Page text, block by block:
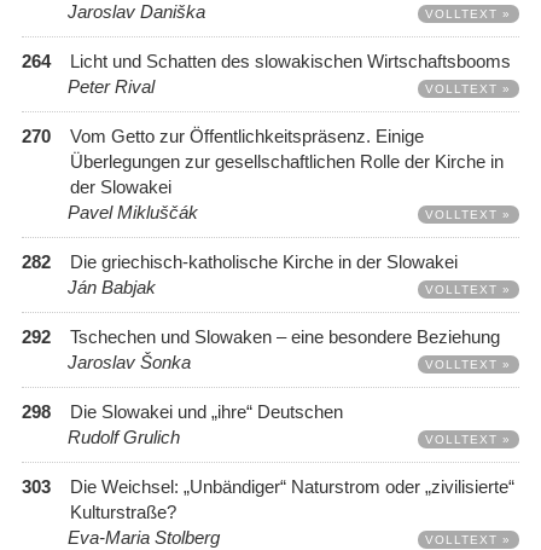
Jaroslav Daniška
VOLLTEXT »
264
Licht und Schatten des slowakischen Wirtschaftsbooms
Peter Rival
VOLLTEXT »
270
Vom Getto zur Öffentlichkeitspräsenz. Einige
Überlegungen zur gesellschaftlichen Rolle der Kirche in
der Slowakei
Pavel Mikluščák
VOLLTEXT »
282
Die griechisch-katholische Kirche in der Slowakei
Ján Babjak
VOLLTEXT »
292
Tschechen und Slowaken – eine besondere Beziehung
Jaroslav Šonka
VOLLTEXT »
298
Die Slowakei und „ihre“ Deutschen
Rudolf Grulich
VOLLTEXT »
303
Die Weichsel: „Unbändiger“ Naturstrom oder „zivilisierte“
Kulturstraße?
Eva-Maria Stolberg
VOLLTEXT »